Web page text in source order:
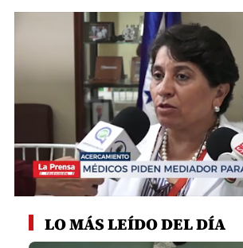
secondsLO MÁS LEÍDO DEL DÍA